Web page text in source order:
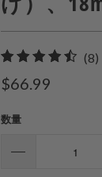
(8)
$66.99
数量